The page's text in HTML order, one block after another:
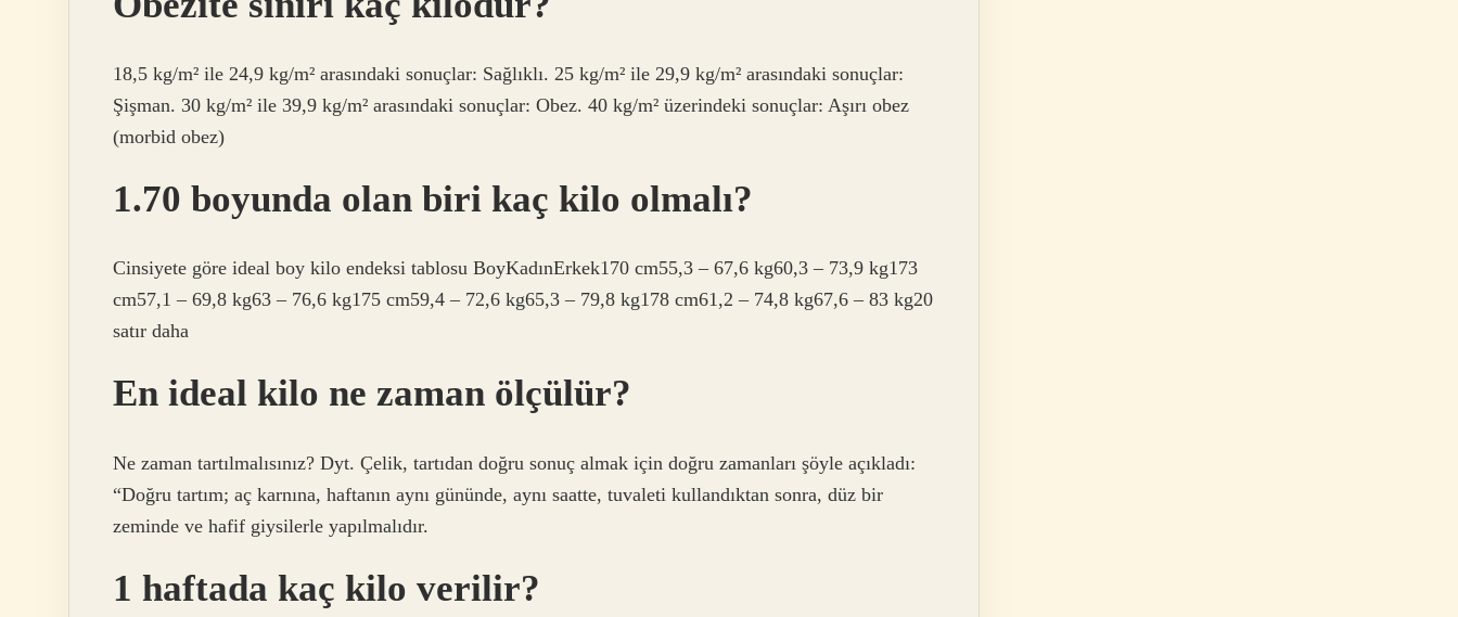
18,5 kg/m² ile 24,9 kg/m² arasındaki sonuçlar: Sağlıklı. 25 kg/m² ile 29,9 kg/m² arasındaki sonuçlar:
Şişman. 30 kg/m² ile 39,9 kg/m² arasındaki sonuçlar: Obez. 40 kg/m² üzerindeki sonuçlar: Aşırı obez
(morbid obez)
1.70 boyunda olan biri kaç kilo olmalı?
Cinsiyete göre ideal boy kilo endeksi tablosu BoyKadınErkek170 cm55,3 – 67,6 kg60,3 – 73,9 kg173
cm57,1 – 69,8 kg63 – 76,6 kg175 cm59,4 – 72,6 kg65,3 – 79,8 kg178 cm61,2 – 74,8 kg67,6 – 83 kg20
satır daha
En ideal kilo ne zaman ölçülür?
Ne zaman tartılmalısınız? Dyt. Çelik, tartıdan doğru sonuç almak için doğru zamanları şöyle açıkladı:
“Doğru tartım; aç karnına, haftanın aynı gününde, aynı saatte, tuvaleti kullandıktan sonra, düz bir
zeminde ve hafif giysilerle yapılmalıdır.
1 haftada kaç kilo verilir?